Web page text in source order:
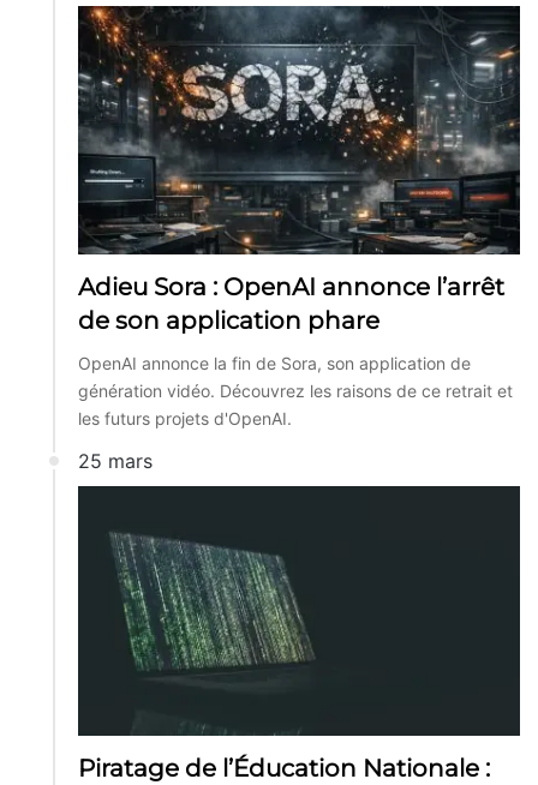
Adieu Sora : OpenAI annonce l’arrêt
de son application phare
OpenAI annonce la fin de Sora, son application de
génération vidéo. Découvrez les raisons de ce retrait et
les futurs projets d'OpenAI.
25 mars
Piratage de l’Éducation Nationale :